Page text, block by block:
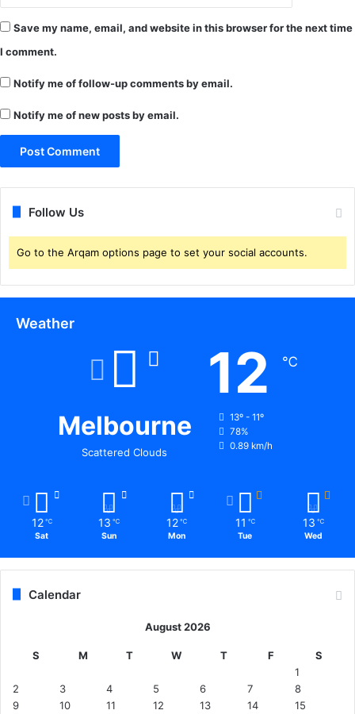
Save my name, email, and website in this browser for the next time
I comment.
Notify me of follow-up comments by email.
Notify me of new posts by email.
Follow Us
Go to the Arqam options page to set your social accounts.
Weather
Melbourne
Scattered Clouds
12 ℃
13º - 11º
78%
0.89 km/h
12 ℃
Sat
13 ℃
Sun
12 ℃
Mon
11 ℃
Tue
13 ℃
Wed
Calendar
August 2026
S M T W T F
S
1
2
3 4 5 6 7
8
9
10 11 12 13 14
15